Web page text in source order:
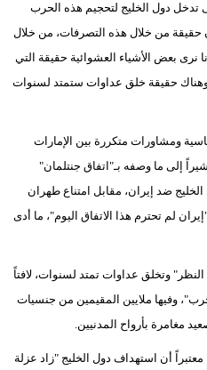
تدخل دول الخليج لتحجيم هذه الحرب
حقيقة من خلال هذه التصرفات، من خلال
بعض الأشياء العشوائية حقيقة التي
حقيقة خلق عداوات ستمتد لسنوات
ومشاورات متكررة بين الإمارات
إلى ما وصفه بـ"اتفاق جنتلمان"
ضد إيران، مقابل امتناع طهران
لم تحترم هذا الاتفاق اليوم"، ما أدى
وتخلق عداوات تمتد لسنوات، لافتاً
وفيها ملايين المقيمين من جنسيات
مغامرة بأرواح المدنيين.
أن استهداف دول الخليج "زاد عزلة